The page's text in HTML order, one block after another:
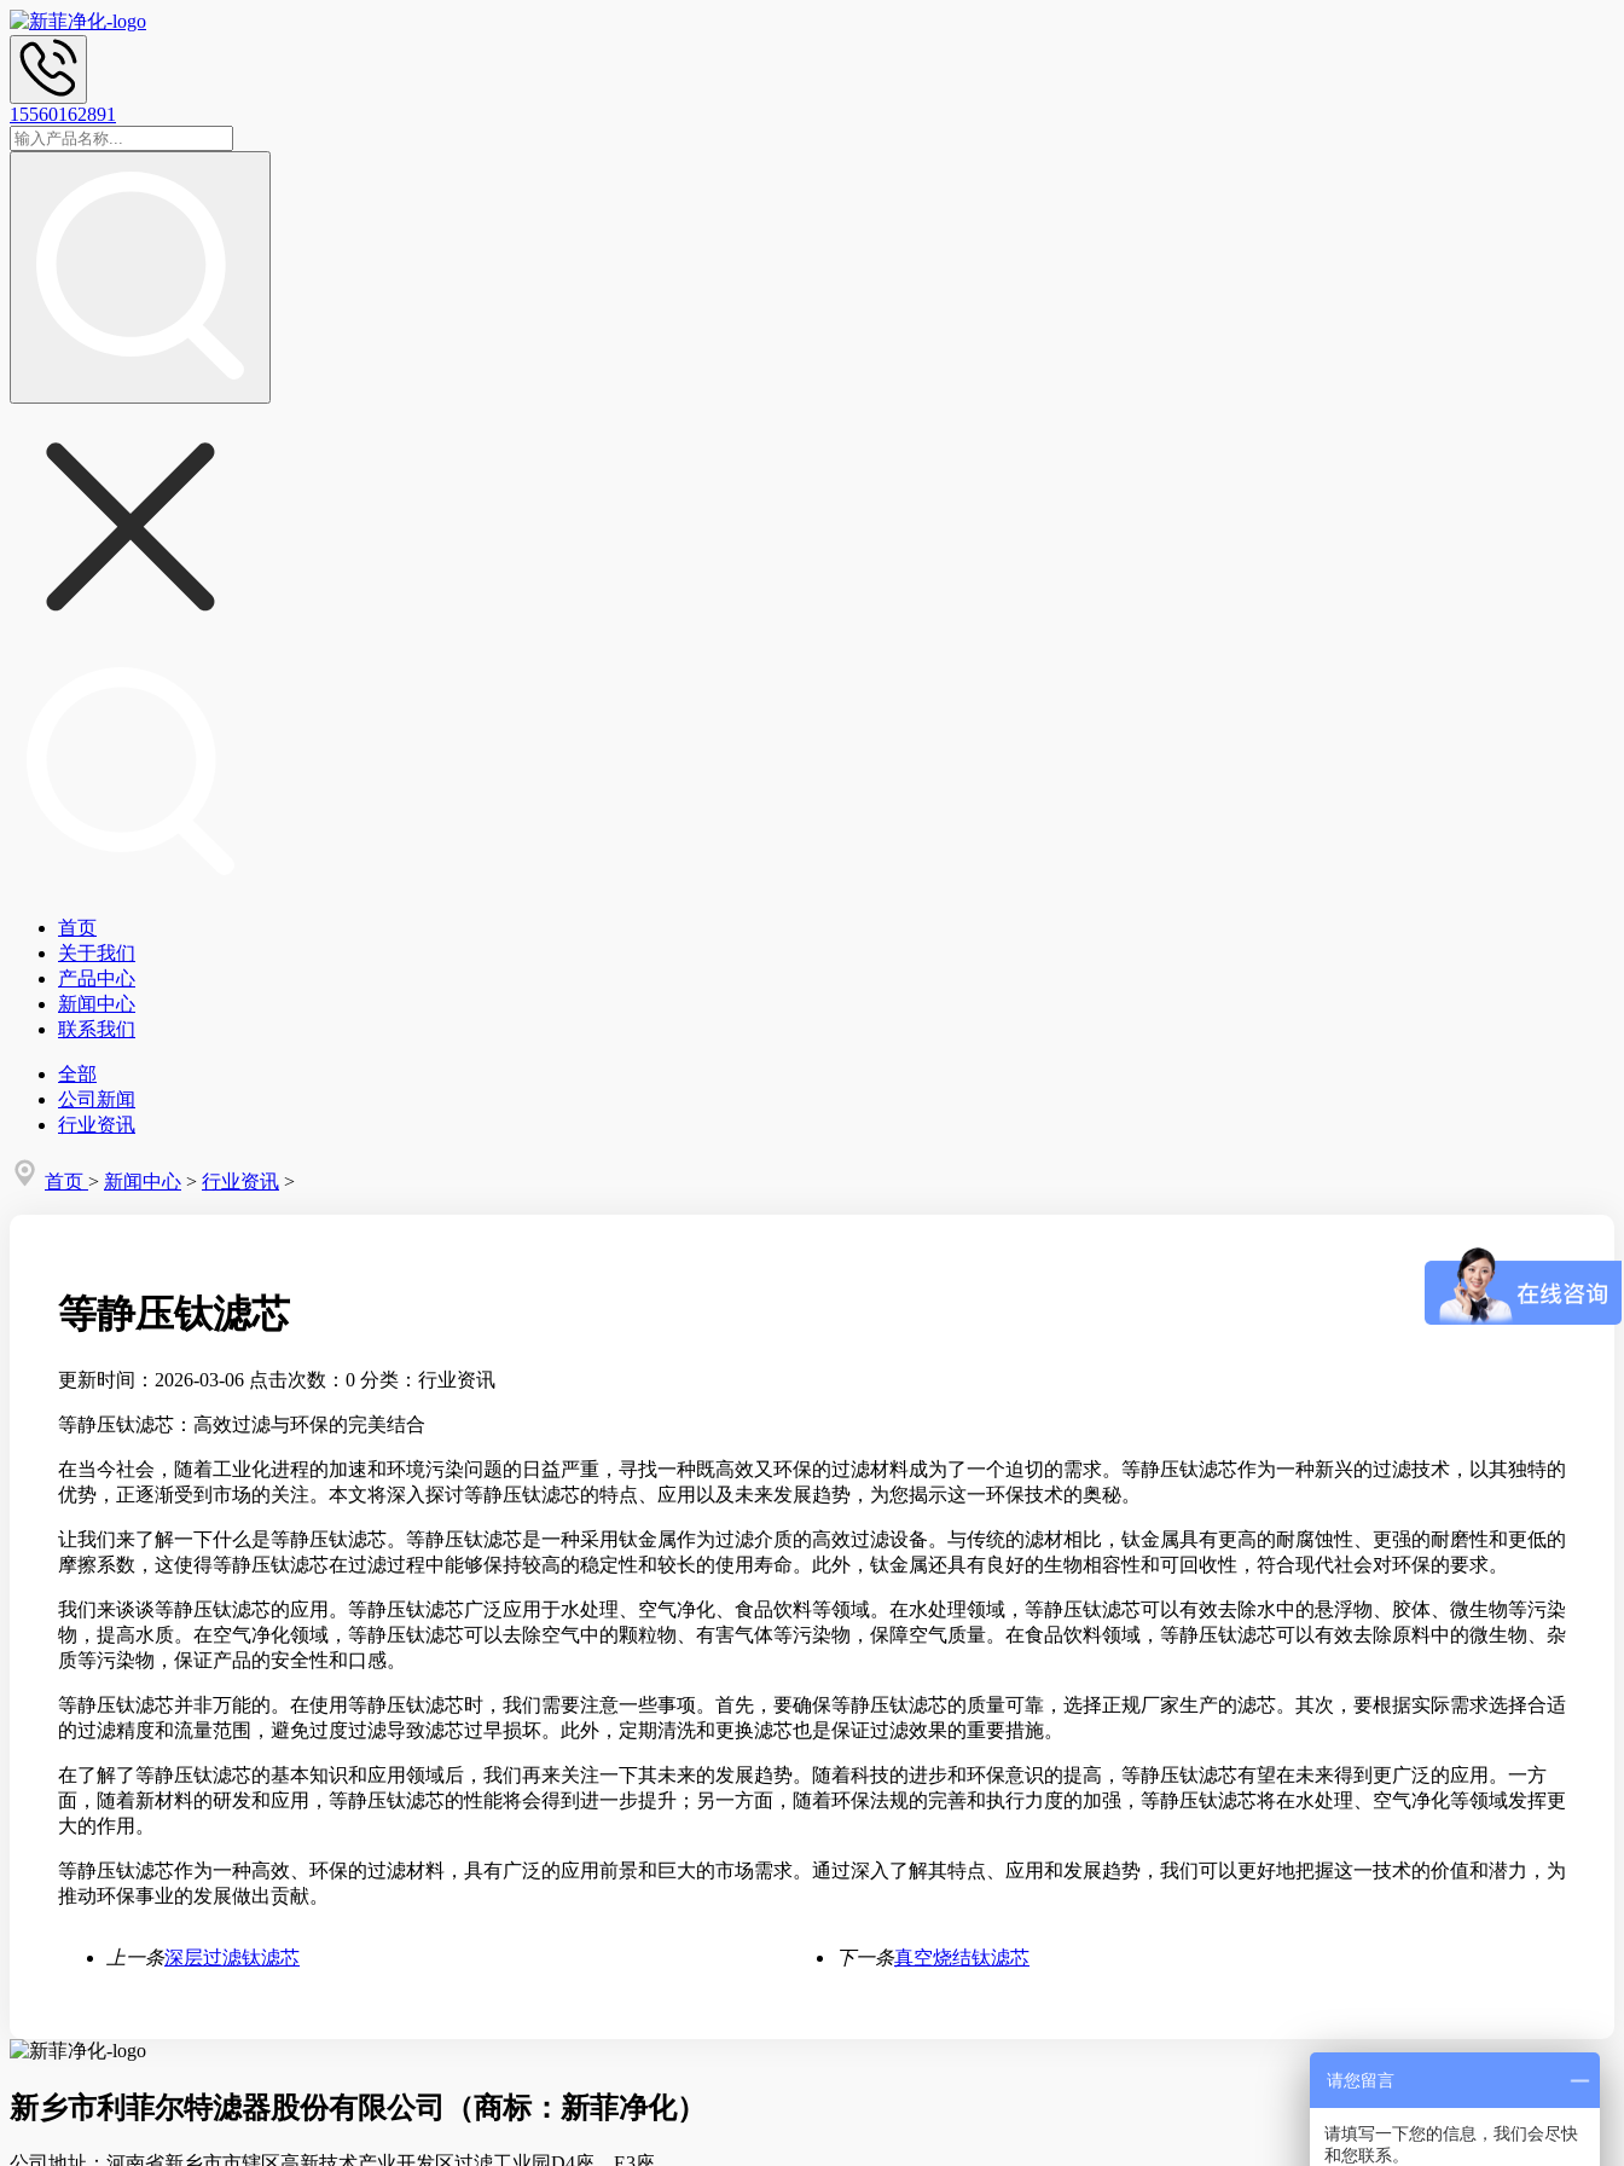
15560162891
首页
关于我们
产品中心
新闻中心
联系我们
全部
公司新闻
行业资讯
首页 > 新闻中心 > 行业资讯 >
等静压钛滤芯
更新时间：2026-03-06 点击次数：0 分类：行业资讯
等静压钛滤芯：高效过滤与环保的完美结合
在当今社会，随着工业化进程的加速和环境污染问题的日益严重，寻找一种既高效又环保的过滤材料成为了一个迫切的需求。等静压钛滤芯作为一种新兴的过滤技术，以其独特的
优势，正逐渐受到市场的关注。本文将深入探讨等静压钛滤芯的特点、应用以及未来发展趋势，为您揭示这一环保技术的奥秘。
让我们来了解一下什么是等静压钛滤芯。等静压钛滤芯是一种采用钛金属作为过滤介质的高效过滤设备。与传统的滤材相比，钛金属具有更高的耐腐蚀性、更强的耐磨性和更低的
摩擦系数，这使得等静压钛滤芯在过滤过程中能够保持较高的稳定性和较长的使用寿命。此外，钛金属还具有良好的生物相容性和可回收性，符合现代社会对环保的要求。
我们来谈谈等静压钛滤芯的应用。等静压钛滤芯广泛应用于水处理、空气净化、食品饮料等领域。在水处理领域，等静压钛滤芯可以有效去除水中的悬浮物、胶体、微生物等污染
物，提高水质。在空气净化领域，等静压钛滤芯可以去除空气中的颗粒物、有害气体等污染物，保障空气质量。在食品饮料领域，等静压钛滤芯可以有效去除原料中的微生物、杂
质等污染物，保证产品的安全性和口感。
等静压钛滤芯并非万能的。在使用等静压钛滤芯时，我们需要注意一些事项。首先，要确保等静压钛滤芯的质量可靠，选择正规厂家生产的滤芯。其次，要根据实际需求选择合适
的过滤精度和流量范围，避免过度过滤导致滤芯过早损坏。此外，定期清洗和更换滤芯也是保证过滤效果的重要措施。
在了解了等静压钛滤芯的基本知识和应用领域后，我们再来关注一下其未来的发展趋势。随着科技的进步和环保意识的提高，等静压钛滤芯有望在未来得到更广泛的应用。一方
面，随着新材料的研发和应用，等静压钛滤芯的性能将会得到进一步提升；另一方面，随着环保法规的完善和执行力度的加强，等静压钛滤芯将在水处理、空气净化等领域发挥更
大的作用。
等静压钛滤芯作为一种高效、环保的过滤材料，具有广泛的应用前景和巨大的市场需求。通过深入了解其特点、应用和发展趋势，我们可以更好地把握这一技术的价值和潜力，为
推动环保事业的发展做出贡献。
上一条深层过滤钛滤芯 下一条真空烧结钛滤芯
新乡市利菲尔特滤器股份有限公司（商标：新菲净化）
请您留言
请填写一下您的信息，我们会尽快
和您联系。